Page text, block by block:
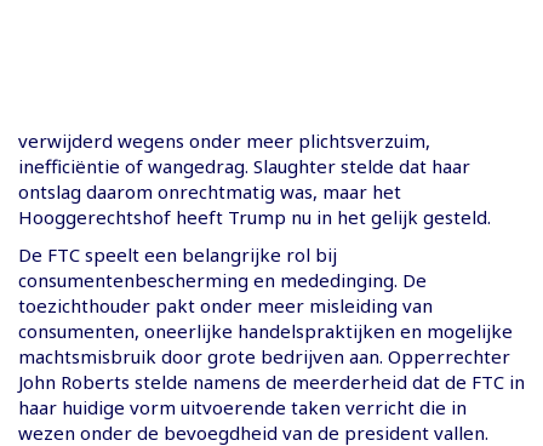
verwijderd wegens onder meer plichtsverzuim,
inefficiëntie of wangedrag. Slaughter stelde dat haar
ontslag daarom onrechtmatig was, maar het
Hooggerechtshof heeft Trump nu in het gelijk gesteld.
De FTC speelt een belangrijke rol bij
consumentenbescherming en mededinging. De
toezichthouder pakt onder meer misleiding van
consumenten, oneerlijke handelspraktijken en mogelijke
machtsmisbruik door grote bedrijven aan. Opperrechter
John Roberts stelde namens de meerderheid dat de FTC in
haar huidige vorm uitvoerende taken verricht die in
wezen onder de bevoegdheid van de president vallen.